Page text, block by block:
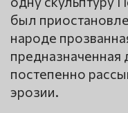
был
народе
предназначенная
постепенно
эрозии.